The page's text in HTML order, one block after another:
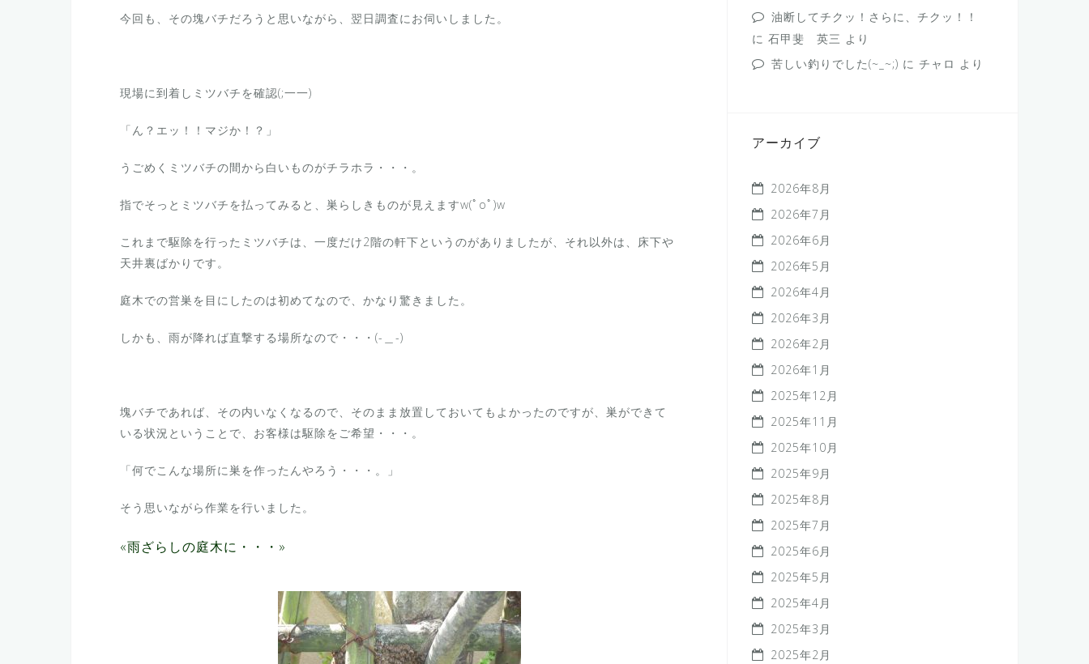
今回も、その塊バチだろうと思いながら、翌日調査にお伺いしました。
現場に到着しミツバチを確認(;一一)
「ん？エッ！！マジか！？」
うごめくミツバチの間から白いものがチラホラ・・・。
指でそっとミツバチを払ってみると、巣らしきものが見えますw(ﾟoﾟ)w
これまで駆除を行ったミツバチは、一度だけ2階の軒下というのがありましたが、それ以外は、床下や
天井裏ばかりです。
庭木での営巣を目にしたのは初めてなので、かなり驚きました。
しかも、雨が降れば直撃する場所なので・・・(-＿-)
塊バチであれば、その内いなくなるので、そのまま放置しておいてもよかったのですが、巣ができて
いる状況ということで、お客様は駆除をご希望・・・。
「何でこんな場所に巣を作ったんやろう・・・。」
そう思いながら作業を行いました。
«雨ざらしの庭木に・・・»
油断してチクッ！さらに、チクッ！！
に 石甲斐 英三 より
苦しい釣りでした(~_~;) に チャロ より
アーカイブ
2026年8月
2026年7月
2026年6月
2026年5月
2026年4月
2026年3月
2026年2月
2026年1月
2025年12月
2025年11月
2025年10月
2025年9月
2025年8月
2025年7月
2025年6月
2025年5月
2025年4月
2025年3月
2025年2月